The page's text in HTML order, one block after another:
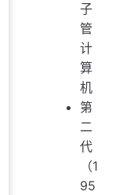
子
管
计
算
机
第
二
代
（1
95